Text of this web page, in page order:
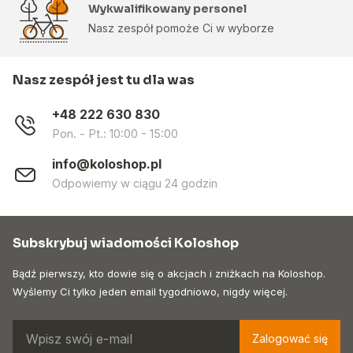
Wykwalifikowany personel
Nasz zespół pomoże Ci w wyborze
Nasz zespół jest tu dla was
+48 222 630 830
Pon. - Pt.: 10:00 - 15:00
info@koloshop.pl
Odpowiemy w ciągu 24 godzin
Subskrybuj wiadomości Koloshop
Bądź pierwszy, kto dowie się o akcjach i zniżkach na Koloshop.
Wyślemy Ci tylko jeden email tygodniowo, nigdy więcej.
Zalogować się